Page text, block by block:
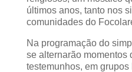
últimos anos, tanto nos
comunidades do
Na programação do
se alternarão momentos
testemunhos, em